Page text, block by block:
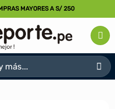
MAYORES A S/ 250